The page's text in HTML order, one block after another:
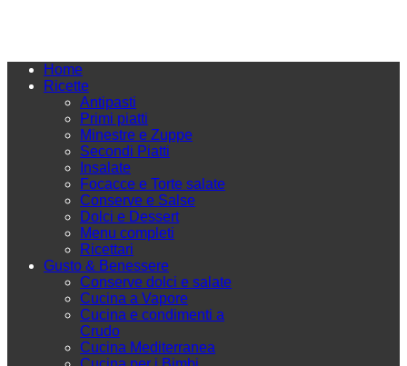
Home
Ricette
Antipasti
Primi piatti
Minestre e Zuppe
Secondi Piatti
Insalate
Focacce e Torte salate
Conserve e Salse
Dolci e Dessert
Menu completi
Ricettari
Gusto & Benessere
Conserve dolci e salate
Cucina a Vapore
Cucina e condimenti a
Crudo
Cucina Mediterranea